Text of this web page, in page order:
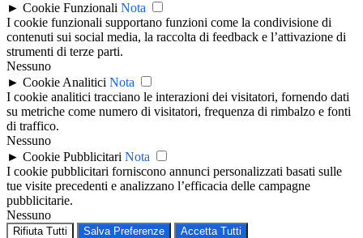
► Cookie Funzionali Nota
I cookie funzionali supportano funzioni come la condivisione di
contenuti sui social media, la raccolta di feedback e l’attivazione di
strumenti di terze parti.
Nessuno
► Cookie Analitici Nota
I cookie analitici tracciano le interazioni dei visitatori, fornendo dati
su metriche come numero di visitatori, frequenza di rimbalzo e fonti
di traffico.
Nessuno
► Cookie Pubblicitari Nota
I cookie pubblicitari forniscono annunci personalizzati basati sulle
tue visite precedenti e analizzano l’efficacia delle campagne
pubblicitarie.
Nessuno
Rifiuta Tutti Salva Preferenze Accetta Tutti